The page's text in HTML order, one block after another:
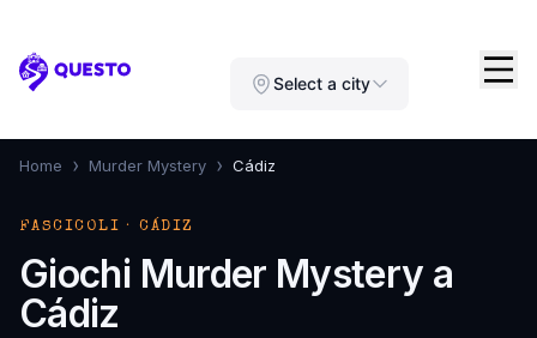
Questo Select a city
Home › Murder Mystery › Cádiz
FASCICOLI · CÁDIZ
Giochi Murder Mystery a
Cádiz